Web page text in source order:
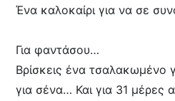
Ένα καλοκαίρι για να σε
Για φαντάσου…
Βρίσκεις ένα τσαλακωμένο
για σένα… Και για 31 μέρες